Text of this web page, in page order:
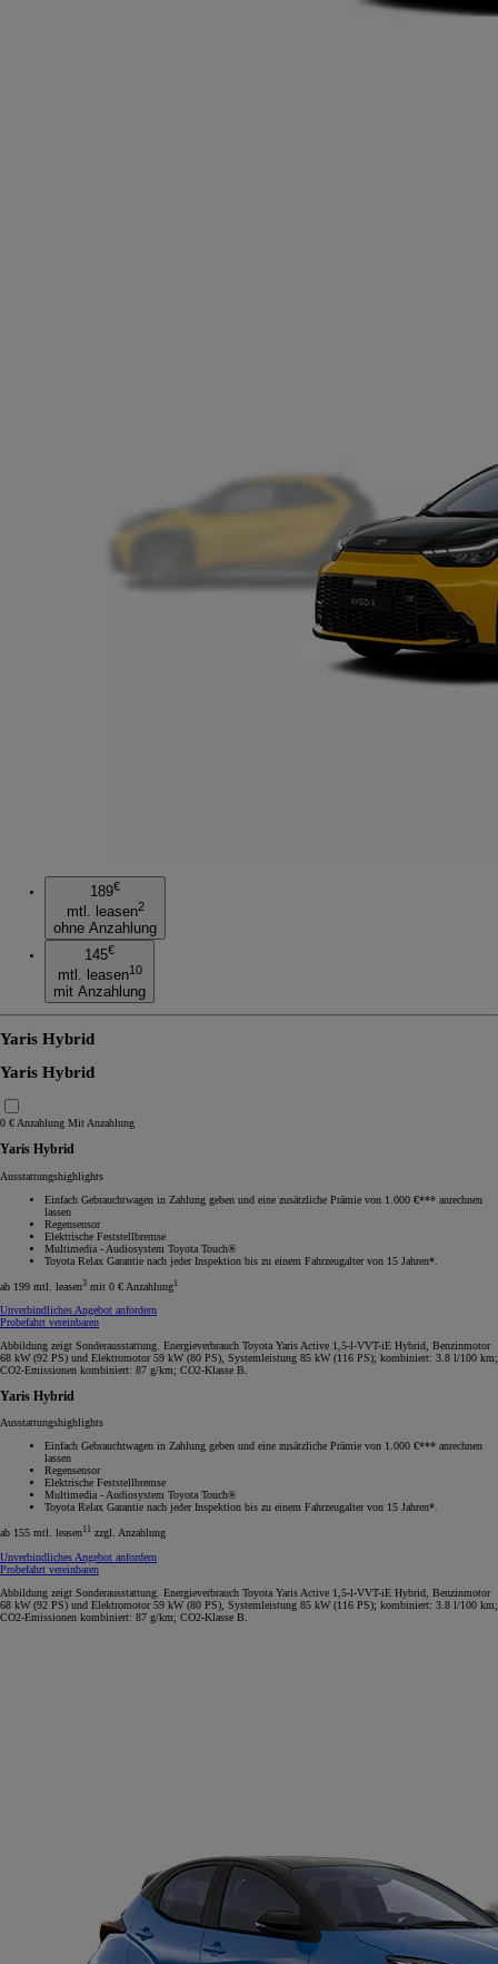
189€
mtl. leasen2
ohne Anzahlung
145€
mtl. leasen10
mit Anzahlung
Yaris Hybrid
Yaris Hybrid
0 € Anzahlung Mit Anzahlung
Yaris Hybrid
Ausstattungshighlights
Einfach Gebrauchtwagen in Zahlung geben und eine zusätzliche Prämie von 1.000 €*** anrechnen
lassen
Regensensor
Elektrische Feststellbremse
Multimedia - Audiosystem Toyota Touch®
Toyota Relax Garantie nach jeder Inspektion bis zu einem Fahrzeugalter von 15 Jahren*.
ab 199 mtl. leasen3 mit 0 € Anzahlung1
Unverbindliches Angebot anfordern
Probefahrt vereinbaren
Abbildung zeigt Sonderausstattung. Energieverbrauch Toyota Yaris Active 1,5-l-VVT-iE Hybrid, Benzinmotor
68 kW (92 PS) und Elektromotor 59 kW (80 PS), Systemleistung 85 kW (116 PS); kombiniert: 3.8 l/100 km;
CO2-Emissionen kombiniert: 87 g/km; CO2-Klasse B.
Yaris Hybrid
Ausstattungshighlights
Einfach Gebrauchtwagen in Zahlung geben und eine zusätzliche Prämie von 1.000 €*** anrechnen
lassen
Regensensor
Elektrische Feststellbremse
Multimedia - Audiosystem Toyota Touch®
Toyota Relax Garantie nach jeder Inspektion bis zu einem Fahrzeugalter von 15 Jahren*.
ab 155 mtl. leasen11 zzgl. Anzahlung
Unverbindliches Angebot anfordern
Probefahrt vereinbaren
Abbildung zeigt Sonderausstattung. Energieverbrauch Toyota Yaris Active 1,5-l-VVT-iE Hybrid, Benzinmotor
68 kW (92 PS) und Elektromotor 59 kW (80 PS), Systemleistung 85 kW (116 PS); kombiniert: 3.8 l/100 km;
CO2-Emissionen kombiniert: 87 g/km; CO2-Klasse B.